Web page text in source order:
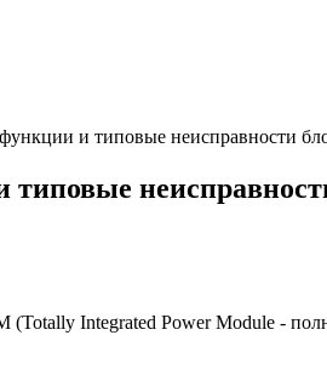
и типовые неисправности
Integrated Power Module -